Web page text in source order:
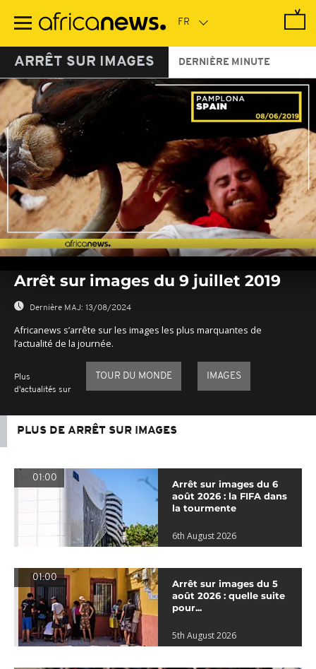
contenu
ARRÊT SUR IMAGES DERNIÈRE MINUTE
seconds
seconds
Arrêt sur images du 9 juillet 2019
Dernière MAJ: 13/08/2024
Africanews s’arrête sur les images les plus marquantes de
l’actualité de la journée.
Plus
d'actualités sur
TOUR DU MONDE IMAGES
PLUS DE ARRÊT SUR IMAGES
01:00
Arrêt sur images du 6
août 2026 : la FIFA dans
la tourmente
6th August 2026
01:00
Arrêt sur images du 5
août 2026 : quelle suite
pour...
5th August 2026